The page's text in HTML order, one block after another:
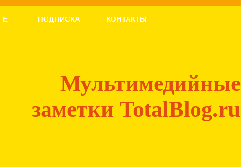
ПОДПИСКА КОНТАКТЫ
Мультимедийные
заметки TotalBlog.ru